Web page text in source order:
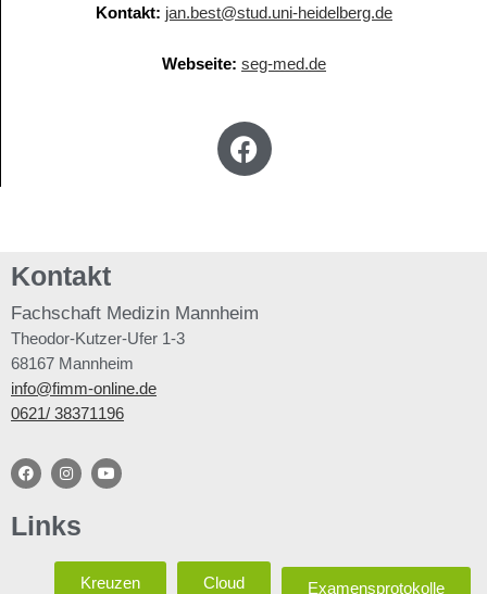
Kontakt: jan.best@stud.uni-heidelberg.de
Webseite: seg-med.de
Kontakt
Fachschaft Medizin Mannheim
Theodor-Kutzer-Ufer 1-3
68167 Mannheim
info@fimm-online.de
0621/ 38371196
Links
Kreuzen Cloud Examensprotokolle